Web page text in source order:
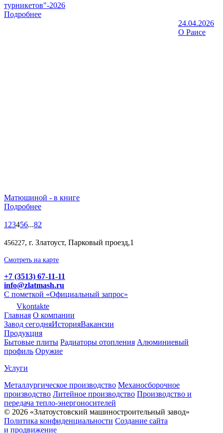
турникетов"-2026
Подробнее
24.04.2026
О Раисе
Матюшиной - в книге
Подробнее
1 23456...82
456227, г. Златоуст, Парковый проезд,1
Смотреть на карте
+7 (3513) 67-11-11
info@zlatmash.ru
С пометкой «Официальный запрос»
Vkontakte
Главная О компании
Завод сегодняИсторияВакансии
Продукция
Бытовые плиты Радиаторы отопления Алюминиевый
профиль Оружие
Услуги
Металлургическое производство Механосборочное
производство Литейное производство Производство и
передача тепло-энергоносителей
© 2026 «Златоустовский машиностроительный завод»
Политика конфиденциальности Создание сайта
и продвижение